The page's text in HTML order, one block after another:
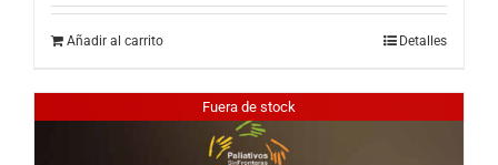
Añadir al carrito Detalles
Fuera de stock